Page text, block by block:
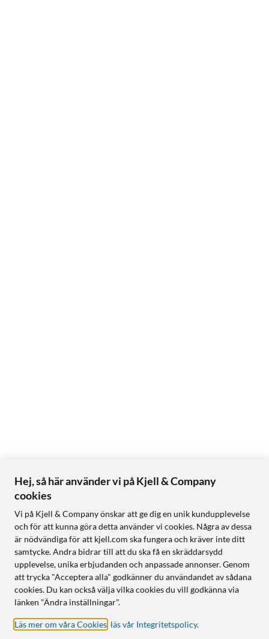
Hej, så här använder vi på Kjell & Company
cookies
Vi på Kjell & Company önskar att ge dig en unik kundupplevelse
och för att kunna göra detta använder vi cookies. Några av dessa
är nödvändiga för att kjell.com ska fungera och kräver inte ditt
samtycke. Andra bidrar till att du ska få en skräddarsydd
upplevelse, unika erbjudanden och anpassade annonser. Genom
att trycka "Acceptera alla" godkänner du användandet av sådana
cookies. Du kan också välja vilka cookies du vill godkänna via
länken "Ändra inställningar".
Läs mer om våra Cookies läs vår Integritetspolicy.